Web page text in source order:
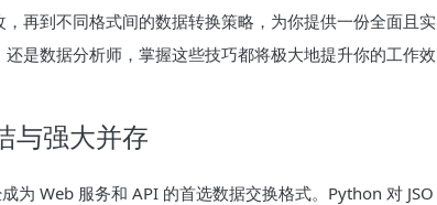
再到不同格式间的数据转换策略，为你提供一份全面且实
是数据分析师，掌握这些技巧都将极大地提升你的工作效
与强大并存
为 Web 服务和 API 的首选数据交换格式。Python 对 JSO